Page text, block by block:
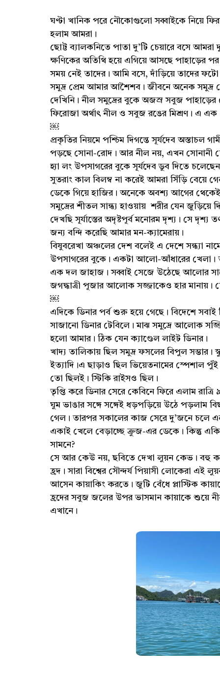
ঘণ্টা খানিক পরে নৌকোগুলো সব্বাইকে নিয়ে
হলাম আমরা।
ছোট্ট ব্যালকনিতে পাতা দু’টি চেয়ারে বসে
ক্ষণিকের অতিথি হয়ে এগিয়ে আসছে পাহাড়ের পর
সময় নেই তাদের। আমি বসে, দাঁড়িয়ে তাদের ফটো
সমুদ্র প্রেম আমার আশৈশব। জীবনে অনেক
দেখিনি। নীল সমুদ্রের বুকে অজস্র সবুজ
ফিরোজা অর্থাৎ নীল ও সবুজ রঙের মিশ্রণ। এ এক
￼
প্রকৃতির নিয়মে পশ্চিম দিগন্তে সূর্যদেব অস্তাচল
পড়ছে সোনা-রোদ। আর নীল নয়, এখন সোনানী
হ্যা লং উপসাগরের বুকে সূর্যদেব ডুব দিতে
সুতরাং কাল বিলম্ব না করেই আমরা সিঁড়ি বেয়ে
ডেকে গিয়ে হাজির। অনেকে অবশ্য আগের
সমুদ্রের শীতল সান্ধ্য হাওয়ায় শরীর যেন জুড়িয়ে
দেখছি সূর্যাস্তের অদৃষ্টপূর্ব মনোরম দৃশ্য। সে দৃশ্য
জন্য বন্দি করেছি আমার মন-ক্যামেরায়।
বিষুবরেখা অঞ্চলের দেশ বলেই এ দেশে সন্ধ্যা
উপসাগরের বুকে। একটা আলো-আঁধারের খেলা।
এক দল জাহাজ। সব্বাই সেজে উঠেছে আলোর
জগদ্ধাত্রী পূজার আলোক সজ্জাকেও হার মানায়।
￼
এদিকে ডিনার পর্ব শুরু হয়ে গেছে। বিদেশে
সাজানো ডিনার টেবিলে। মাঝ সমুদ্রে আলোক
হলো আমার। ঠিক যেন ক্যাণ্ডেল লাইট ডিনার।
খাদ্য তালিকায় ছিল সমুদ্র ফসলের বিপুল সম্ভার।
ইত্যাদি।এ ছাড়াও ছিল ভিয়েতনামের স্পেশাল
তো ছিলই। স্টিকি রাইসও ছিল।
তৃপ্তি করে ডিনার সেরে কেবিনে ফিরে এলাম
ঘুম ভাঙার সঙ্গে সঙ্গেই ধড়পড়িয়ে উঠে পড়লাম
গেল। তারপর সকালের কাজ সেরে দু’জনে চলে
একাই খেলে বেড়াচ্ছে ক্রুজ-এর ডেকে। কিন্তু
সামনে?
সে আর কেউ নয়, ছবিতে দেখা লুয়ন কেভ। বহু
হ্রদ। সারা বিশ্বের সৌন্দর্য পিয়াসী লোকেরা
আসেন কায়াকিং করতে। জুটি বেঁধে প্লাস্টিক
হ্রদের সবুজ জলের উপর ভাসমান কায়াকে শুয়ে
এখানে।